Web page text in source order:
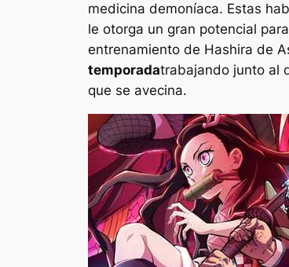
medicina demoníaca. Estas
le otorga un gran potencial
entrenamiento de Hashira de
temporadatrabajando junto al
que se avecina.